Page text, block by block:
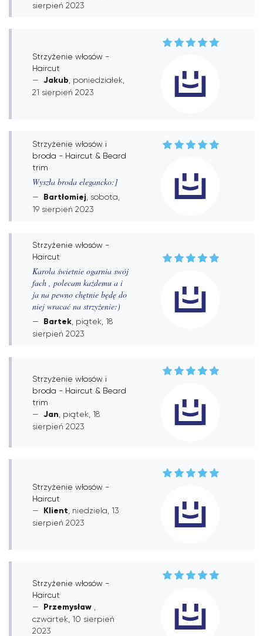
sierpień 2023
Strzyżenie włosów -
Haircut
Jakub , poniedziałek,
21 sierpień 2023
Strzyżenie włosów i
broda - Haircut & Beard
trim
Wyszła broda elegancko:]
Bartłomiej , sobota,
19 sierpień 2023
Strzyżenie włosów -
Haircut
Karola świetnie ogarnia swój
fach , polecam każdemu a i
ja na pewno chętnie będę do
niej wracać na strzyżenie:)
Bartek , piątek, 18
sierpień 2023
Strzyżenie włosów i
broda - Haircut & Beard
trim
Jan , piątek, 18
sierpień 2023
Strzyżenie włosów -
Haircut
Klient , niedziela, 13
sierpień 2023
Strzyżenie włosów -
Haircut
Przemysław
czwartek, 10 sierpień
2023